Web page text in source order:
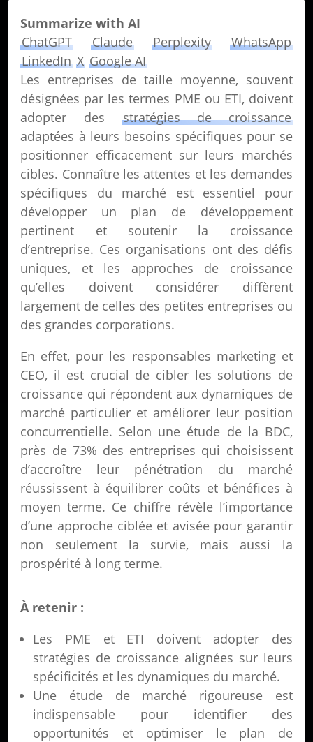
Summarize with AI
ChatGPT
Claude Perplexity
WhatsApp
LinkedIn X Google AI
Les entreprises de taille moyenne, souvent
désignées par les termes PME ou ETI, doivent
adopter des stratégies de croissance
adaptées à leurs besoins spécifiques pour se
positionner efficacement sur leurs marchés
cibles. Connaître les attentes et les demandes
spécifiques du marché est essentiel pour
développer un plan de développement
pertinent et soutenir la croissance
d’entreprise. Ces organisations ont des défis
uniques, et les approches de croissance
qu’elles doivent considérer diffèrent
largement de celles des petites entreprises ou
des grandes corporations.
En effet, pour les responsables marketing et
CEO, il est crucial de cibler les solutions de
croissance qui répondent aux dynamiques de
marché particulier et améliorer leur position
concurrentielle. Selon une étude de la BDC,
près de 73% des entreprises qui choisissent
d’accroître leur pénétration du marché
réussissent à équilibrer coûts et bénéfices à
moyen terme. Ce chiffre révèle l’importance
d’une approche ciblée et avisée pour garantir
non seulement la survie, mais aussi la
prospérité à long terme.
À retenir :
Les PME et ETI doivent adopter des
stratégies de croissance alignées sur leurs
spécificités et les dynamiques du marché.
Une étude de marché rigoureuse est
indispensable pour identifier des
opportunités et optimiser le plan de